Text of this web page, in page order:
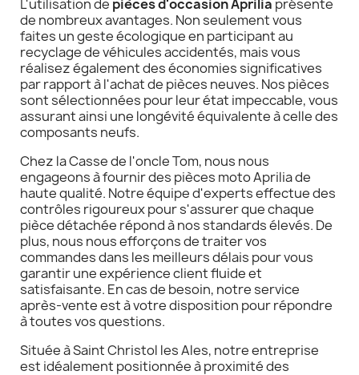
L'utilisation de pièces d'occasion Aprilia présente
de nombreux avantages. Non seulement vous
faites un geste écologique en participant au
recyclage de véhicules accidentés, mais vous
réalisez également des économies significatives
par rapport à l'achat de pièces neuves. Nos pièces
sont sélectionnées pour leur état impeccable, vous
assurant ainsi une longévité équivalente à celle des
composants neufs.
Chez la Casse de l'oncle Tom, nous nous
engageons à fournir des pièces moto Aprilia de
haute qualité. Notre équipe d'experts effectue des
contrôles rigoureux pour s'assurer que chaque
pièce détachée répond à nos standards élevés. De
plus, nous nous efforçons de traiter vos
commandes dans les meilleurs délais pour vous
garantir une expérience client fluide et
satisfaisante. En cas de besoin, notre service
après-vente est à votre disposition pour répondre
à toutes vos questions.
Située à Saint Christol les Ales, notre entreprise
est idéalement positionnée à proximité des